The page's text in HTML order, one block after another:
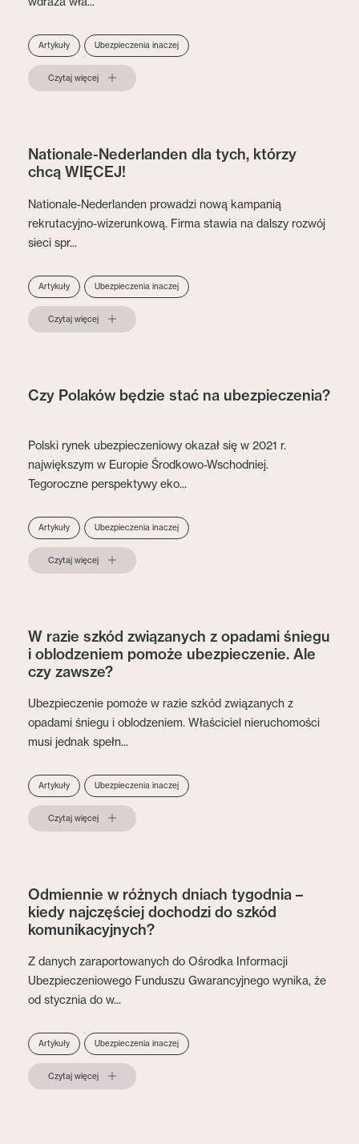
Artykuły Ubezpieczenia inaczej
Czytaj więcej
Nationale-Nederlanden dla tych, którzy
chcą WIĘCEJ!
Nationale-Nederlanden prowadzi nową kampanią
rekrutacyjno-wizerunkową. Firma stawia na dalszy rozwój
sieci spr...
Artykuły Ubezpieczenia inaczej
Czytaj więcej
Czy Polaków będzie stać na ubezpieczenia?
Polski rynek ubezpieczeniowy okazał się w 2021 r.
największym w Europie Środkowo-Wschodniej.
Tegoroczne perspektywy eko...
Artykuły Ubezpieczenia inaczej
Czytaj więcej
W razie szkód związanych z opadami śniegu
i oblodzeniem pomoże ubezpieczenie. Ale
czy zawsze?
Ubezpieczenie pomoże w razie szkód związanych z
opadami śniegu i oblodzeniem. Właściciel nieruchomości
musi jednak spełn...
Artykuły Ubezpieczenia inaczej
Czytaj więcej
Odmiennie w różnych dniach tygodnia –
kiedy najczęściej dochodzi do szkód
komunikacyjnych?
Z danych zaraportowanych do Ośrodka Informacji
Ubezpieczeniowego Funduszu Gwarancyjnego wynika, że
od stycznia do w...
Artykuły Ubezpieczenia inaczej
Czytaj więcej